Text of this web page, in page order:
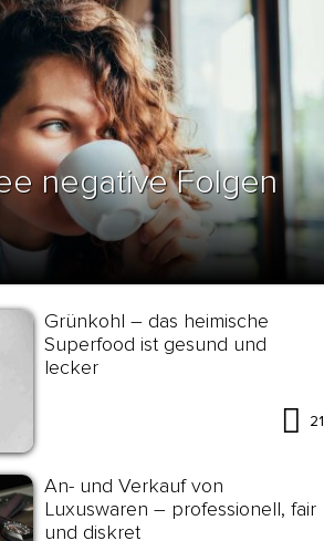
negative Folgen
Grünkohl – das heimische
Superfood ist gesund und
lecker
21
An- und Verkauf von
Luxuswaren – professionell, fair
und diskret